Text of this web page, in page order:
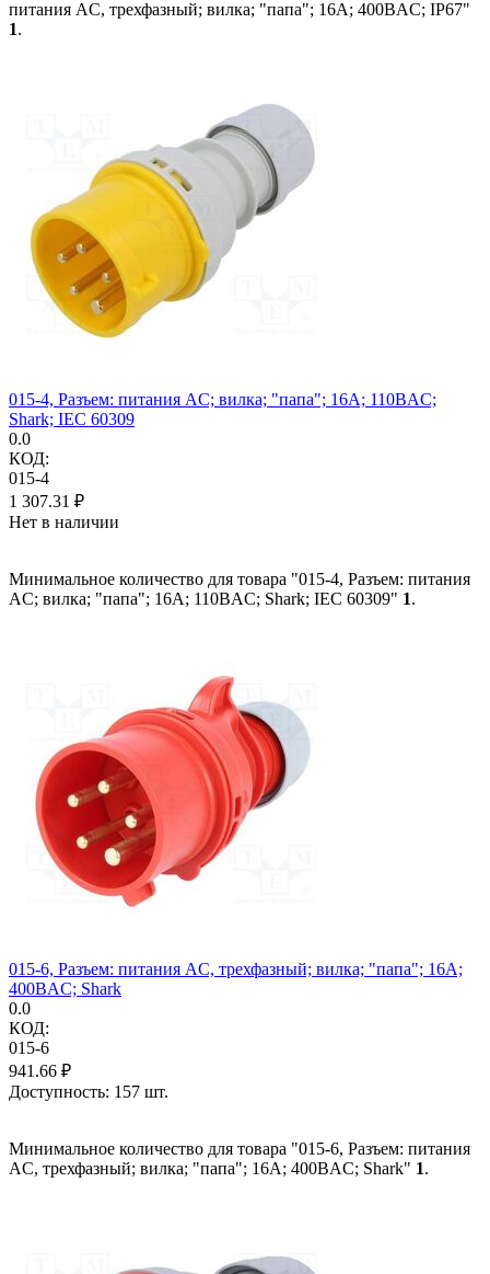
питания AC, трехфазный; вилка; "папа"; 16А; 400ВAC; IP67"
1.
015-4, Разъем: питания AC; вилка; "папа"; 16А; 110ВAC;
Shark; IEC 60309
0.0
КОД:
015-4
1 307.31 ₽
Нет в наличии
Минимальное количество для товара "015-4, Разъем: питания
AC; вилка; "папа"; 16А; 110ВAC; Shark; IEC 60309" 1.
015-6, Разъем: питания AC, трехфазный; вилка; "папа"; 16А;
400ВAC; Shark
0.0
КОД:
015-6
941.66 ₽
Доступность: 157 шт.
Минимальное количество для товара "015-6, Разъем: питания
AC, трехфазный; вилка; "папа"; 16А; 400ВAC; Shark" 1.